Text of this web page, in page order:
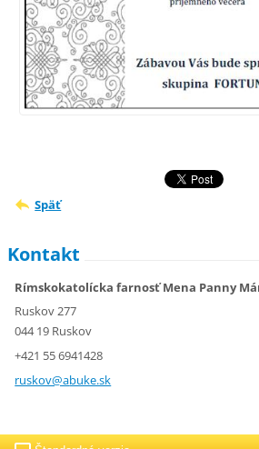
Späť
Kontakt
Rímskokatolícka farnosť Mena Panny
Ruskov 277
044 19 Ruskov
+421 55 6941428
ruskov@abuke.sk